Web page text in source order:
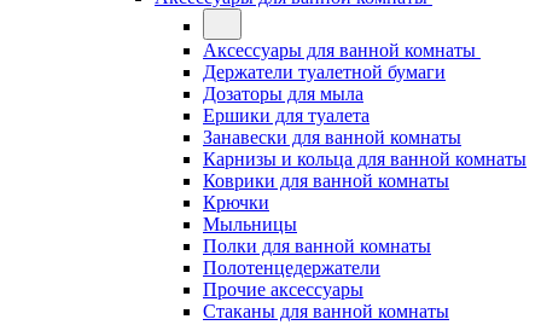
Аксессуары для ванной комнаты
Держатели туалетной бумаги
Дозаторы для мыла
Ершики для туалета
Занавески для ванной комнаты
Карнизы и кольца для ванной комнаты
Коврики для ванной комнаты
Крючки
Мыльницы
Полки для ванной комнаты
Полотенцедержатели
Прочие аксессуары
Стаканы для ванной комнаты